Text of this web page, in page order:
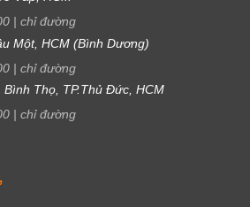
| chỉ đường
Một, HCM (Bình Dương)
| chỉ đường
Bình Thọ, TP.Thủ Đức, HCM
| chỉ đường